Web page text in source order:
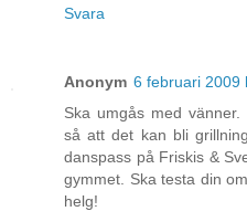
Svara
Anonym 6 februari 2009
Ska umgås med
så att det kan bli
danspass på Friskis &
gymmet. Ska testa din
helg!